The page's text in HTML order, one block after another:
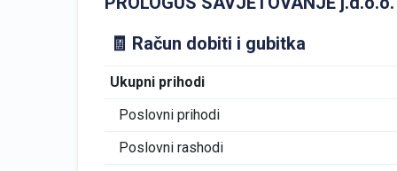
🧾 Račun dobiti i gubitka
Ukupni prihodi
Poslovni prihodi
Poslovni rashodi